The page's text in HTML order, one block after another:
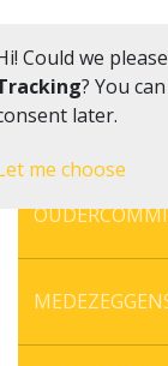
Could we
? You
later.
me choose